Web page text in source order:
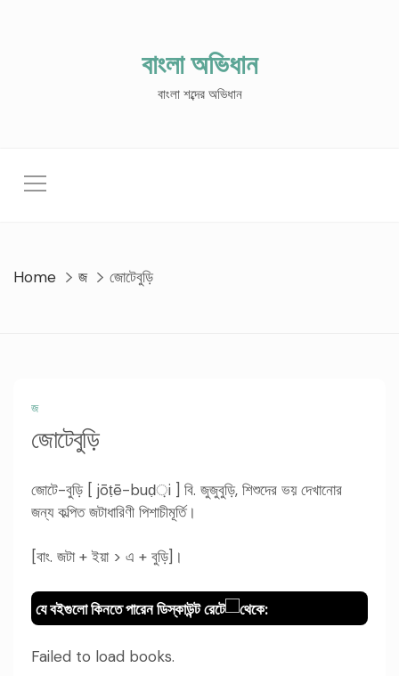
বাংলা অভিধান
বাংলা শব্দের অভিধান
Home জ জোটেবুড়ি
জ
জোটেবুড়ি
জোটে-বুড়ি [ jōṭē-buḍ়i ] বি. জুজুবুড়ি, শিশুদের ভয় দেখানোর
জন্য কল্পিত জটাধারিণী পিশাচীমূর্তি।
[বাং. জটা + ইয়া > এ + বুড়ি]।
যে বইগুলো কিনতে পারেন ডিস্কাউন্ট রেটে থেকে:
Failed to load books.